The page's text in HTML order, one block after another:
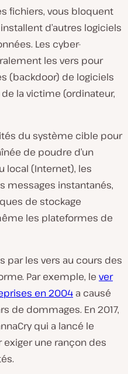
fichiers, vous bloquent
d’autres logiciels
Les cyber-
les vers pour
(backdoor) de logiciels
la victime (ordinateur,
du système cible pour
de poudre d’un
local (Internet), les
messages instantanés,
de stockage
les plateformes de
par les vers au cours des
Par exemple, le ver
en 2004 a causé
de dommages. En 2017,
qui a lancé le
une rançon des